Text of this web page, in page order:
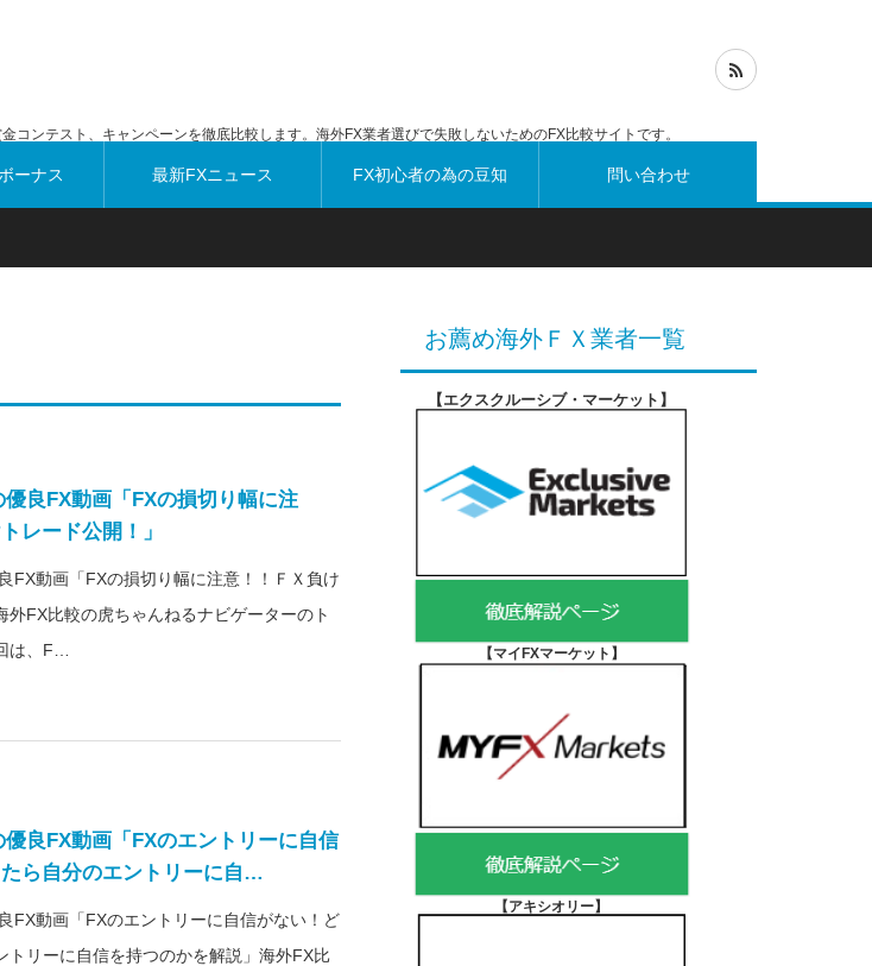
ンテスト、キャンペーンを徹底比較します。海外FX業者選びで失敗しないためのFX比較サイトです。
ーナス 最新FXニュース FX初心者の為の豆知 問い合わせ
良FX動画「FXの損切り幅に注
レード公開！」
FX動画「FXの損切り幅に注意！！ＦＸ負け
外FX比較の虎ちゃんねるナビゲーターのト
は、F…
良FX動画「FXのエントリーに自信
ら自分のエントリーに自…
FX動画「FXのエントリーに自信がない！ど
トリーに自信を持つのかを解説」海外FX比
お薦め海外ＦＸ業者一覧
【エクスクルーシブ・マーケット 】
【マイFXマーケット 】
【アキシオリー】